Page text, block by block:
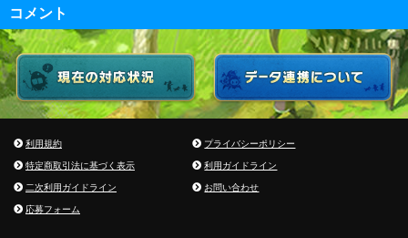
コメント
利用規約
プライバシーポリシー
特定商取引法に基づく表示
利用ガイドライン
二次利用ガイドライン
お問い合わせ
応募フォーム